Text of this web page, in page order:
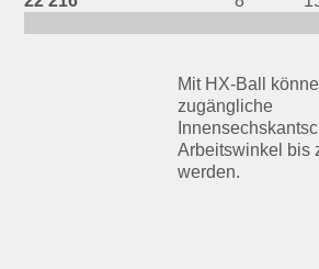
Mit HX-Ball
zugängliche
Arbeitswinkel bis
werden.